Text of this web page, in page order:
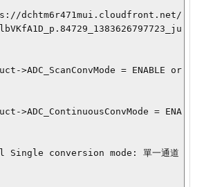
dchtm6r471mui.cloudfront.net/
Single conversion mode: 單一通道